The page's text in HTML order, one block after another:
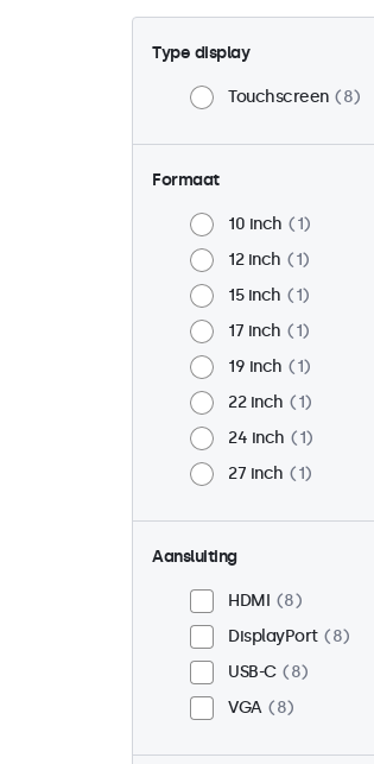
Type display
Touchscreen 8
Formaat
10 inch
1
12 inch
1
15 inch
1
17 inch
1
19 inch
1
22 inch
1
24 inch
1
27 inch
1
Aansluiting
HDMI
8
DisplayPort
8
USB-C
8
VGA
8